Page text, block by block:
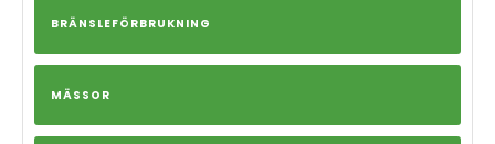
BRÄNSLEFÖRBRUKNING
MÄSSOR